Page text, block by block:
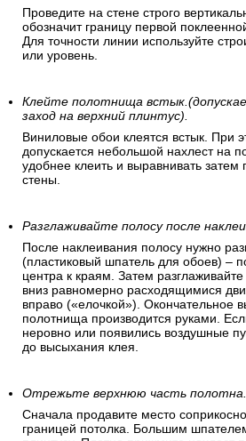
Проведите на стене строго
обозначит границу первой
Для точности линии используйте
или уровень.
Клейте полотнища
заход на верхний плинтус).
Виниловые обои клеятся встык. При
допускается небольшой нахлест на
удобнее клеить и выравнивать затем
стены.
Разглаживайте полосу после
После наклеивания полосу нужно
(пластиковый шпатель для обоев) –
центра к краям. Затем
вниз равномерно расходящимися
вправо («елочкой»). Окончательное
полотнища производится руками.
неровно или появились воздушные
до высыхания клея.
Отрежьте верхнюю часть полотна.
Сначала продавите место
границей потолка. Большим